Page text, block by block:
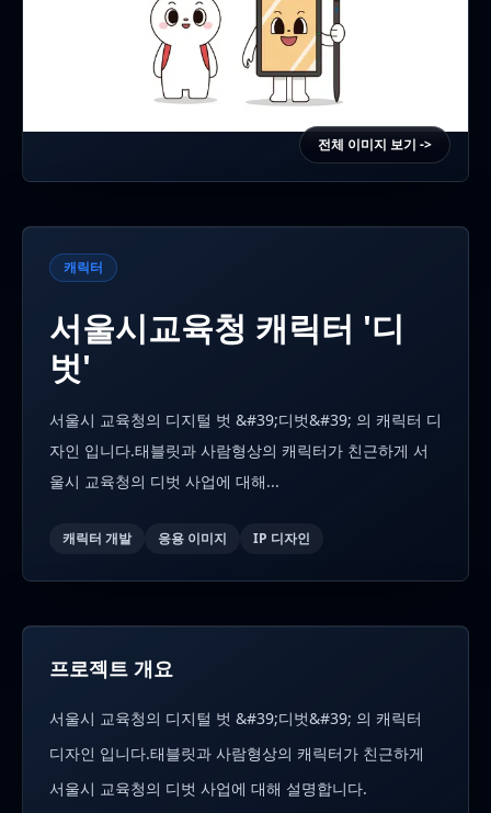
전체 이미지 보기 ->
캐릭터
서울시교육청 캐릭터 '디
벗'
서울시 교육청의 디지털 벗 &#39;디벗&#39; 의 캐릭터 디
자인 입니다.태블릿과 사람형상의 캐릭터가 친근하게 서
울시 교육청의 디벗 사업에 대해...
캐릭터 개발 응용 이미지 IP 디자인
프로젝트 개요
서울시 교육청의 디지털 벗 &#39;디벗&#39; 의 캐릭터
디자인 입니다.태블릿과 사람형상의 캐릭터가 친근하게
서울시 교육청의 디벗 사업에 대해 설명합니다.